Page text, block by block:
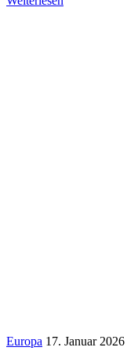
Europa 17. Januar 2026